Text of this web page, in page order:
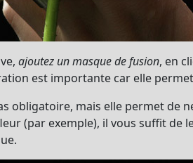
ajoutez un masque de fusion, en
est importante car elle
obligatoire, mais elle permet de
(par exemple), il vous suffit de